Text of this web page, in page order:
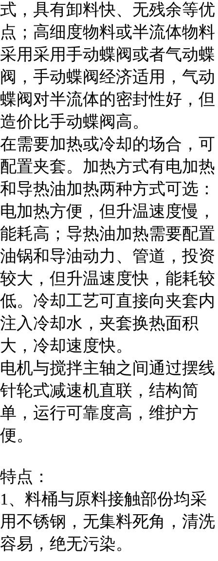
式，具有卸料快、无残余等优
点；高细度物料或半流体物料
采用采用手动蝶阀或者气动蝶
阀，手动蝶阀经济适用，气动
蝶阀对半流体的密封性好，但
造价比手动蝶阀高。
在需要加热或冷却的场合，可
配置夹套。加热方式有电加热
和导热油加热两种方式可选：
电加热方便，但升温速度慢，
能耗高；导热油加热需要配置
油锅和导油动力、管道，投资
较大，但升温速度快，能耗较
低。冷却工艺可直接向夹套内
注入冷却水，夹套换热面积
大，冷却速度快。
电机与搅拌主轴之间通过摆线
针轮式减速机直联，结构简
单，运行可靠度高，维护方
便。
特点：
1、料桶与原料接触部份均采
用不锈钢，无集料死角，清洗
容易，绝无污染。